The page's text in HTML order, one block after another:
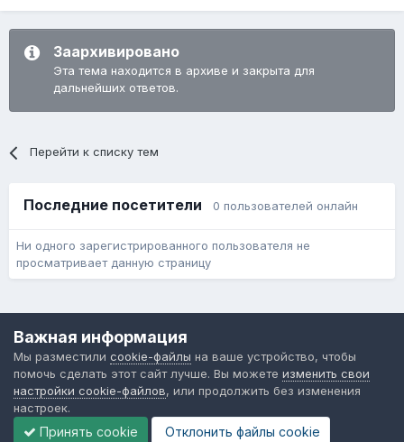
Заархивировано
Эта тема находится в архиве и закрыта для
дальнейших ответов.
Перейти к списку тем
Последние посетители 0 пользователей онлайн
Ни одного зарегистрированного пользователя не
просматривает данную страницу
Форум общественного транспорта
Powered by Invision Community
Важная информация
Мы разместили cookie-файлы на ваше устройство, чтобы
помочь сделать этот сайт лучше. Вы можете изменить свои
настройки cookie-файлов, или продолжить без изменения
настроек.
Принять cookie Отклонить файлы сookie